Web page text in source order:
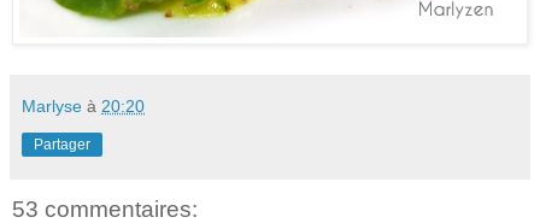
Marlyse à 20:20
Partager
53 commentaires: